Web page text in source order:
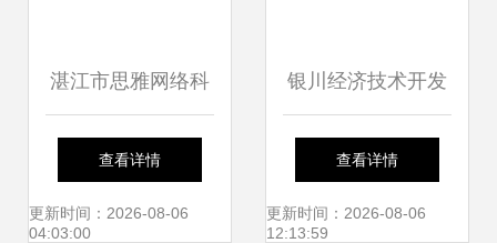
湛江市思雅网络科
技 专业网络技术服
务提供商
查看详情
更新时间：2026-08-06
04:03:00
银川经济技术开发
区:打出稳就业"组
合拳"激活市场主
查看详情
更新时间：2026-08-06
12:13:59